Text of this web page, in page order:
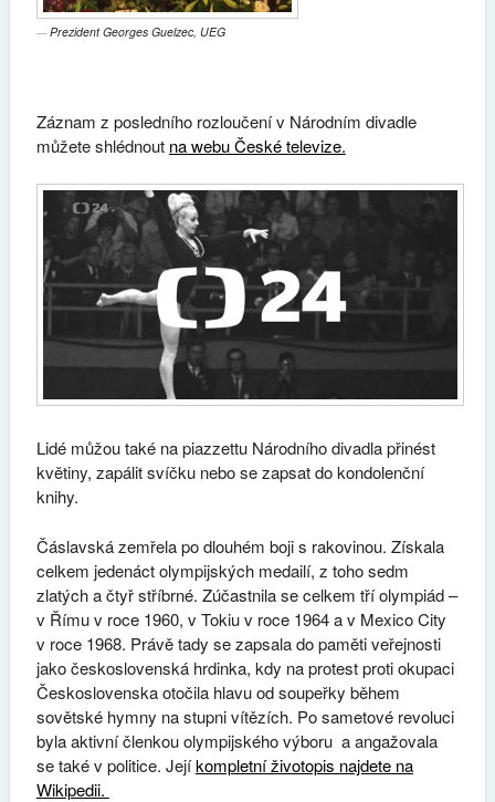
Prezident Georges Guelzec, UEG
Záznam z posledního rozloučení v Národním divadle
můžete shlédnout na webu České televize.
Lidé můžou také na piazzettu Národního divadla přinést
květiny, zapálit svíčku nebo se zapsat do kondolenční
knihy.
Čáslavská zemřela po dlouhém boji s rakovinou. Získala
celkem jedenáct olympijských medailí, z toho sedm
zlatých a čtyř stříbrné. Zúčastnila se celkem tří olympiád –
v Římu v roce 1960, v Tokiu v roce 1964 a v Mexico City
v roce 1968. Právě tady se zapsala do paměti veřejnosti
jako československá hrdinka, kdy na protest proti okupaci
Československa otočila hlavu od soupeřky během
sovětské hymny na stupni vítězích. Po sametové revoluci
byla aktivní členkou olympijského výboru a angažovala
se také v politice. Jejíkompletní životopis najdete na
Wikipedii.